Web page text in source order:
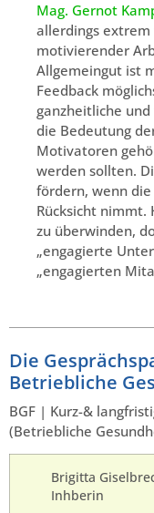
Mag. Gernot
allerdings extrem
motivierender
Allgemeingut ist
Feedback
ganzheitliche
die Bedeutung
Motivatoren
werden sollten.
fördern, wenn
Rücksicht nimmt.
zu überwinden,
„engagierte
„engagierten
Die
Betriebliche
BGF | Kurz-&
(Betriebliche
Brigitta
Inhberin